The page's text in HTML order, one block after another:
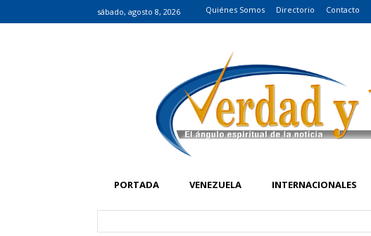
sábado, agosto 8, 2026 Quiénes Somos Directorio Contacto
PORTADA VENEZUELA INTERNACIONALES